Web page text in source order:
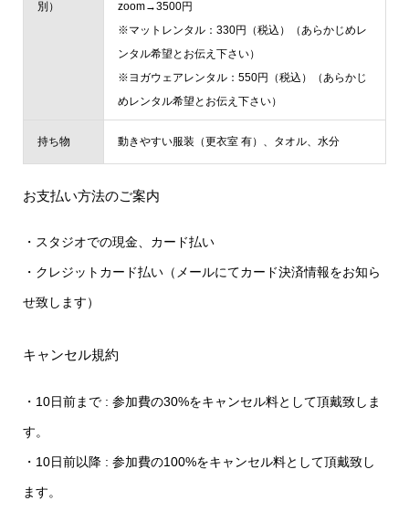
別）
zoom→3500円
※マットレンタル：330円（税込）（あらかじめレ
ンタル希望とお伝え下さい）
※ヨガウェアレンタル：550円（税込）（あらかじ
めレンタル希望とお伝え下さい）
持ち物 動きやすい服装（更衣室 有）、タオル、水分
お支払い方法のご案内
・スタジオでの現金、カード払い
・クレジットカード払い（メールにてカード決済情報をお知ら
せ致します）
キャンセル規約
・10日前まで : 参加費の30%をキャンセル料として頂戴致しま
す。
・10日前以降 : 参加費の100%をキャンセル料として頂戴致し
ます。